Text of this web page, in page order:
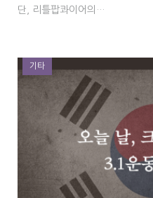
단, 리틀팝콰이어의…
기타